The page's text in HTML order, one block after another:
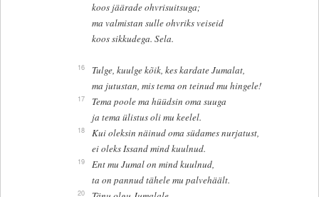
koos jäärade ohvrisuitsuga;
ma valmistan sulle ohvriks veiseid
koos sikkudega. Sela.
16
Tulge, kuulge kõik, kes kardate Jumalat,
ma jutustan, mis tema on teinud mu hingele!
17
Tema poole ma hüüdsin oma suuga
ja tema ülistus oli mu keelel.
18
Kui oleksin näinud oma südames nurjatust,
ei oleks Issand mind kuulnud.
19
Ent mu Jumal on mind kuulnud,
ta on pannud tähele mu palvehäält.
20